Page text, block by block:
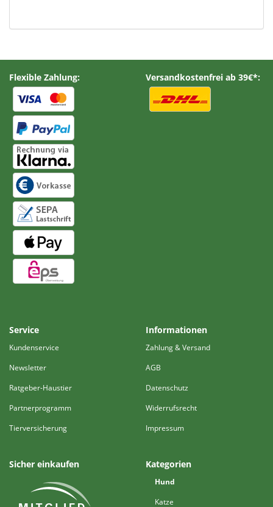
Flexible Zahlung: Versandkostenfrei ab 39€*:
Service
Kundenservice
Newsletter
Ratgeber-Haustier
Partnerprogramm
Tierversicherung
Informationen
Zahlung & Versand
AGB
Datenschutz
Widerrufsrecht
Impressum
Sicher einkaufen Kategorien
Hund
Katze